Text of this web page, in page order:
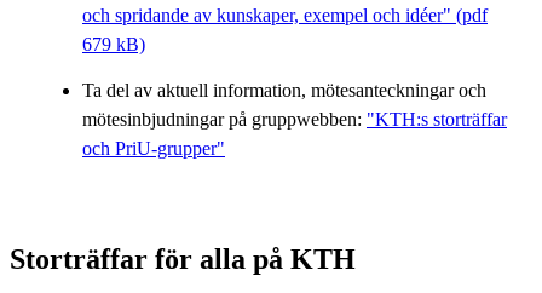
och spridande av kunskaper, exempel och idéer" (pdf
679 kB)
Ta del av aktuell information, mötesanteckningar och
mötesinbjudningar på gruppwebben: "KTH:s storträffar
och PriU-grupper"
Storträffar för alla på KTH